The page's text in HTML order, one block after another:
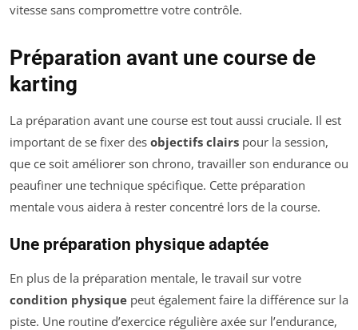
vitesse sans compromettre votre contrôle.
Préparation avant une course de
karting
La préparation avant une course est tout aussi cruciale. Il est
important de se fixer des objectifs clairs pour la session,
que ce soit améliorer son chrono, travailler son endurance ou
peaufiner une technique spécifique. Cette préparation
mentale vous aidera à rester concentré lors de la course.
Une préparation physique adaptée
En plus de la préparation mentale, le travail sur votre
condition physique peut également faire la différence sur la
piste. Une routine d’exercice régulière axée sur l’endurance,